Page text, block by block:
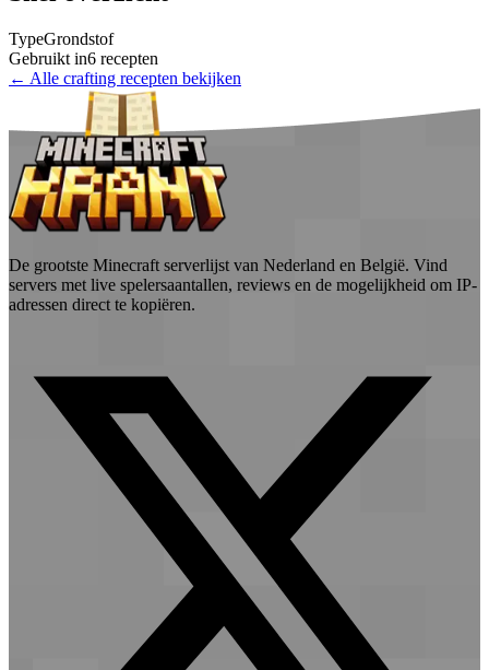
TypeGrondstof
Gebruikt in6 recepten
← Alle crafting recepten bekijken
De grootste Minecraft serverlijst van Nederland en België. Vind
servers met live spelersaantallen, reviews en de mogelijkheid om IP-
adressen direct te kopiëren.